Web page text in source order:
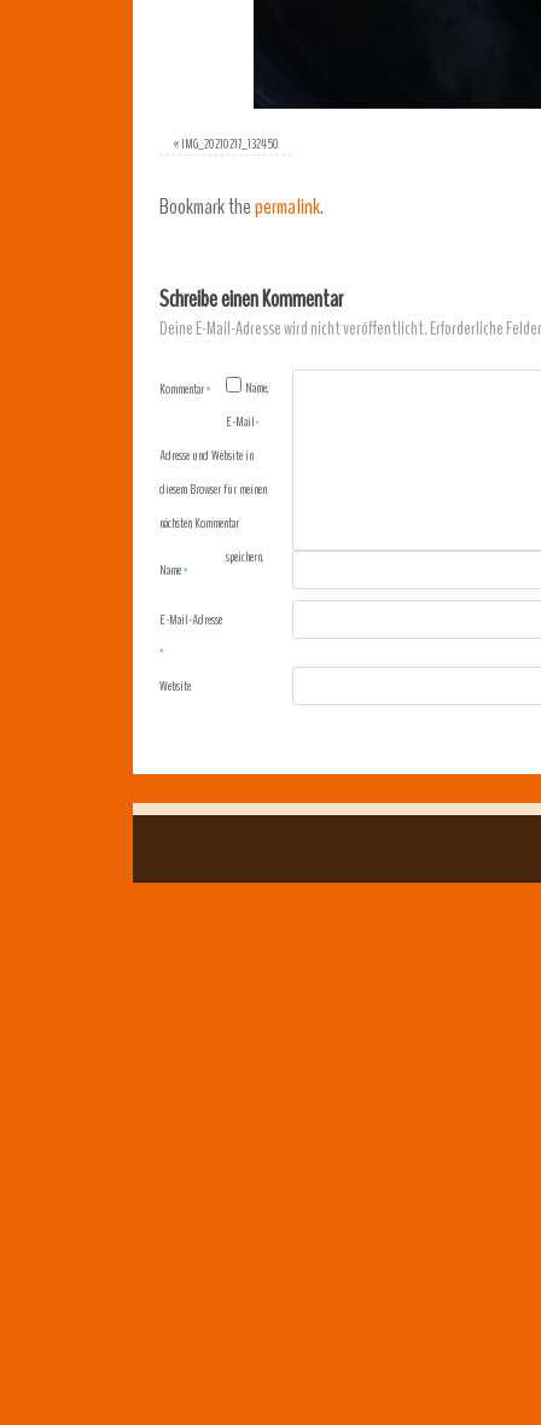
«IMG_20210217_132450
Bookmark thepermalink.
Schreibe einen Kommentar
Deine E-Mail-Adresse wird nicht veröffentlicht.Erforderliche
Kommentar*
Name*
E-Mail-Adresse
*
Website
Name,
E-Mail-
Adresse und Website in
diesem Browser für meinen
nächsten Kommentar
speichern.